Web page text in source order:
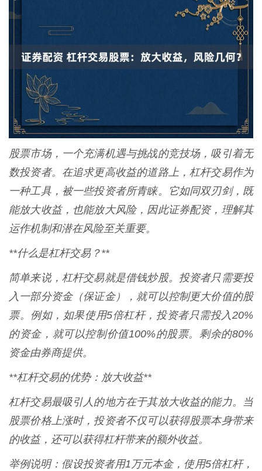
股票市场，一个充满机遇与挑战的竞技场，吸引着无
数投资者。在追求更高收益的道路上，杠杆交易作为
一种工具，被一些投资者所青睐。它如同双刃剑，既
能放大收益，也能放大风险，因此证券配资，理解其
运作机制和潜在风险至关重要。
**什么是杠杆交易？**
简单来说，杠杆交易就是借钱炒股。投资者只需要投
入一部分资金（保证金），就可以控制更大价值的股
票。例如，如果使用5倍杠杆，投资者只需投入20%
的资金，就可以控制价值100%的股票。剩余的80%
资金由券商提供。
**杠杆交易的优势：放大收益**
杠杆交易最吸引人的地方在于其放大收益的能力。当
股票价格上涨时，投资者不仅可以获得股票本身带来
的收益，还可以获得杠杆带来的额外收益。
举例说明：假设投资者用1万元本金，使用5倍杠杆，